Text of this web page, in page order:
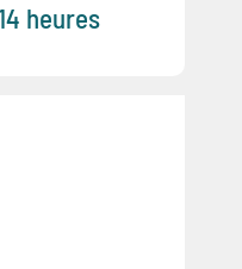
heures